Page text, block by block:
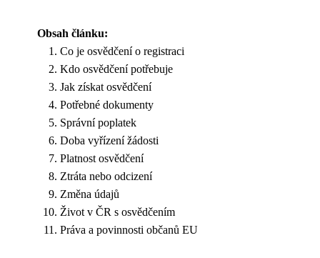
Obsah článku:
Co je osvědčení o registraci
Kdo osvědčení potřebuje
Jak získat osvědčení
Potřebné dokumenty
Správní poplatek
Doba vyřízení žádosti
Platnost osvědčení
Ztráta nebo odcizení
Změna údajů
Život v ČR s osvědčením
Práva a povinnosti občanů EU